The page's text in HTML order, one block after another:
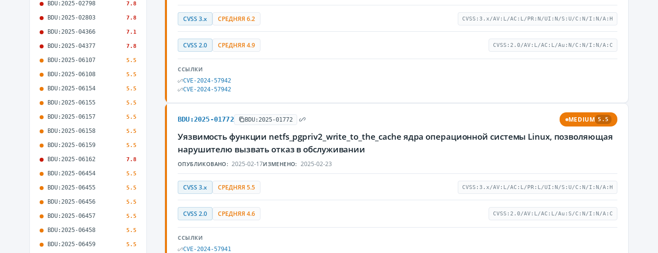
BDU:2025-02798 7.8
BDU:2025-02803 7.8
BDU:2025-04366 7.1
BDU:2025-04377 7.8
BDU:2025-06107 5.5
BDU:2025-06108 5.5
BDU:2025-06154 5.5
BDU:2025-06155 5.5
BDU:2025-06157 5.5
BDU:2025-06158 5.5
BDU:2025-06159 5.5
BDU:2025-06162 7.8
BDU:2025-06454 5.5
BDU:2025-06455 5.5
BDU:2025-06456 5.5
BDU:2025-06457 5.5
BDU:2025-06458 5.5
BDU:2025-06459 5.5
CVSS 3.x СРЕДНЯЯ 6.2 CVSS:3.x/AV:L/AC:L/PR:N/UI:N/S:U/C:N/I:N/A:H
CVSS 2.0 СРЕДНЯЯ 4.9 CVSS:2.0/AV:L/AC:L/Au:N/C:N/I:N/A:C
ССЫЛКИ
CVE-2024-57942
CVE-2024-57942
BDU:2025-01772 BDU:2025-01772 MEDIUM 5.5
Уязвимость функции netfs_pgpriv2_write_to_the_cache ядра операционной системы Linux, позволяющая
нарушителю вызвать отказ в обслуживании
ОПУБЛИКОВАНО: 2025-02-17ИЗМЕНЕНО: 2025-02-23
CVSS 3.x СРЕДНЯЯ 5.5 CVSS:3.x/AV:L/AC:L/PR:L/UI:N/S:U/C:N/I:N/A:H
CVSS 2.0 СРЕДНЯЯ 4.6 CVSS:2.0/AV:L/AC:L/Au:S/C:N/I:N/A:C
ССЫЛКИ
CVE-2024-57941